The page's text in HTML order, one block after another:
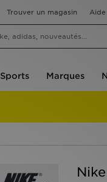
Trouver un magasin Aide
Sports Marques